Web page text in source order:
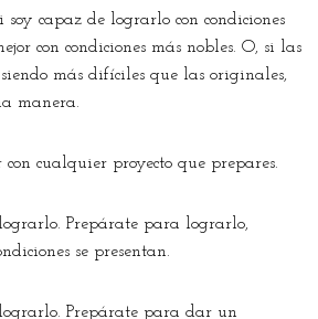
soy capaz de lograrlo con condiciones
con condiciones más nobles. O, si las
más difíciles que las originales,
manera.
con cualquier proyecto que prepares.
Prepárate para lograrlo,
se presentan.
Prepárate para dar un